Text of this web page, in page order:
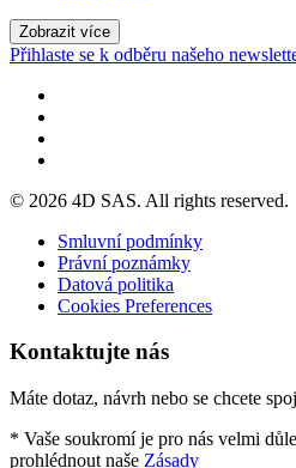
Zobrazit více
Přihlaste se k odběru našeho
© 2026 4D SAS. All rights reserved.
Smluvní podmínky
Právní poznámky
Datová politika
Cookies Preferences
Kontaktujte nás
Máte dotaz, návrh nebo se chcete
* Vaše soukromí je pro nás velmi
prohlédnout naše Zásady